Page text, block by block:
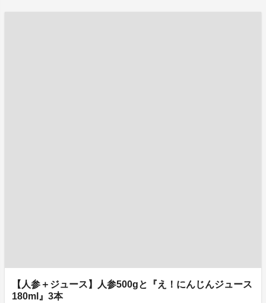
【人参＋ジュース】人参500gと『え！にんじんジュース
180ml』3本